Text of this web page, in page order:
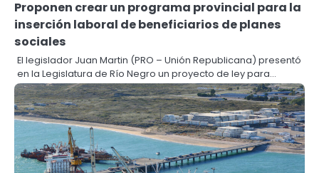
Proponen crear un programa provincial para la
inserción laboral de beneficiarios de planes
sociales
El legislador Juan Martin (PRO – Unión Republicana) presentó
en la Legislatura de Río Negro un proyecto de ley para…